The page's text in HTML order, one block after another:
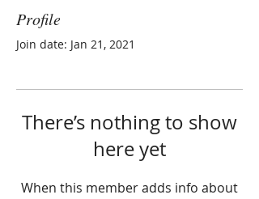
Profile
Join date: Jan 21, 2021
There’s nothing to show
here yet
When this member adds info about